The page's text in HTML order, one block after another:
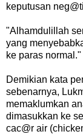
keputusan
"Alhamdulillah
yang
ke paras normal."
Demikian kata
sebenarnya,
memaklumkan
dimasukkan ke
cac@r air